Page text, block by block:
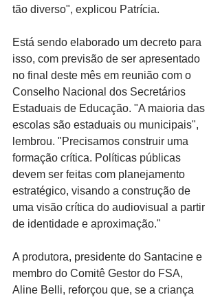
tão diverso", explicou Patrícia.
Está sendo elaborado um decreto para
isso, com previsão de ser apresentado
no final deste mês em reunião com o
Conselho Nacional dos Secretários
Estaduais de Educação. "A maioria das
escolas são estaduais ou municipais",
lembrou. "Precisamos construir uma
formação crítica. Políticas públicas
devem ser feitas com planejamento
estratégico, visando a construção de
uma visão crítica do audiovisual a partir
de identidade e aproximação."
A produtora, presidente do Santacine e
membro do Comitê Gestor do FSA,
Aline Belli, reforçou que, se a criança